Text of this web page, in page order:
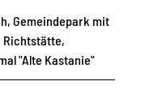
Gemeindepark mit
Richtstätte,
"Alte Kastanie"